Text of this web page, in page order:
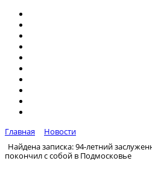
Главная
Новости
Найдена записка: 94-летний
покончил с собой в Подмосковье